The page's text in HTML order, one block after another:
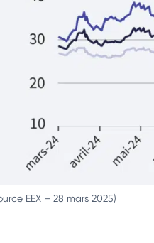
EEX – 28 mars 2025)